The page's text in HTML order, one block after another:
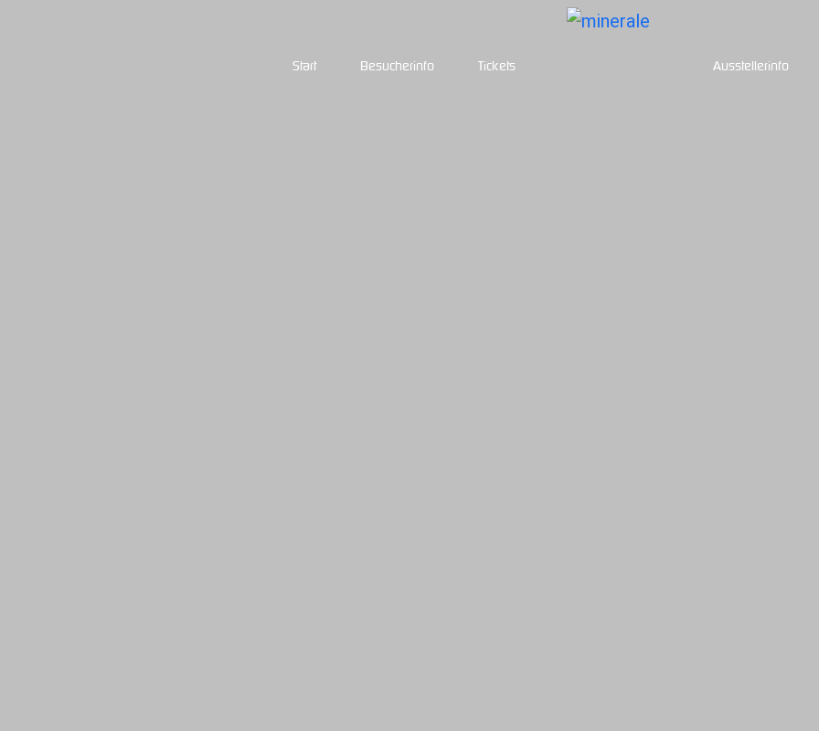
Start Besucherinfo Tickets Ausstellerinfo